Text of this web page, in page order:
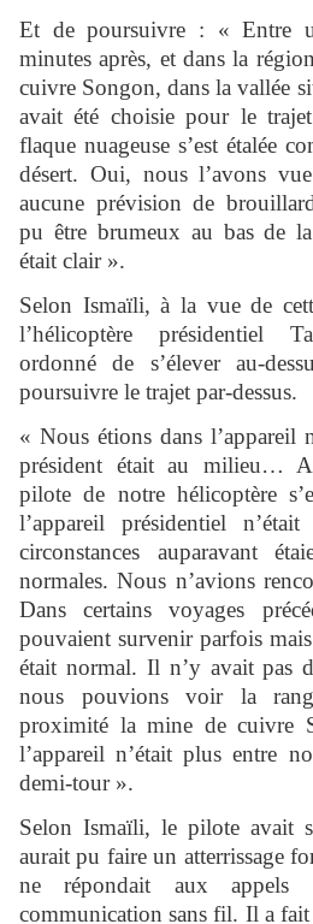
Et de poursuivre : « Entre
minutes après, et dans la
cuivre Songon, dans la vallée
avait été choisie pour le
flaque nuageuse s’est étalée
désert. Oui, nous l’avons
aucune prévision de
pu être brumeux au bas de
était clair ».
Selon Ismaïli, à la vue de
l’hélicoptère présidentiel
ordonné de s’élever au-
poursuivre le trajet par-dessus.
« Nous étions dans l’appareil
président était au milieu…
pilote de notre hélicoptère
l’appareil présidentiel
circonstances auparavant
normales. Nous n’avions
Dans certains voyages
pouvaient survenir parfois
était normal. Il n’y avait pas
nous pouvions voir la
proximité la mine de cuivre
l’appareil n’était plus entre
demi-tour ».
Selon Ismaïli, le pilote avait
aurait pu faire un atterrissage
ne répondait aux
communication sans fil. Il a